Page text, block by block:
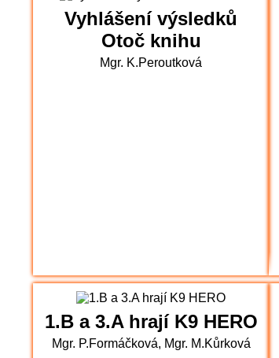
Vyhlášení výsledků
Otoč knihu
Mgr. K.Peroutková
1.B a 3.A hrají K9 HERO
Mgr. P.Formáčková, Mgr. M.Kůrková